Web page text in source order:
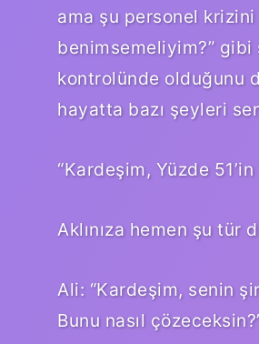
ama şu personel krizini
benimsemeliyim?” gibi
kontrolünde olduğunu
hayatta bazı şeyleri
“Kardeşim, Yüzde
Aklınıza hemen şu tür
Ali: “Kardeşim, senin
Bunu nasıl